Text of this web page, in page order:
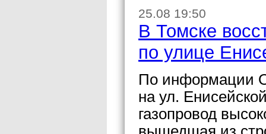
25.08 19:50
В Томске
по улице
По информации
на ул.
газопровод